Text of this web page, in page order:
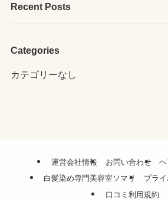
Recent Posts
Categories
カテゴリーなし
運営会社情報 お問い合わせ
白髪染め専門美容室ソマリ
プラ
口コミ利用規約